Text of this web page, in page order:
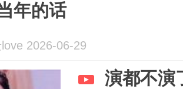
年的话
2026-06-29
演都不演